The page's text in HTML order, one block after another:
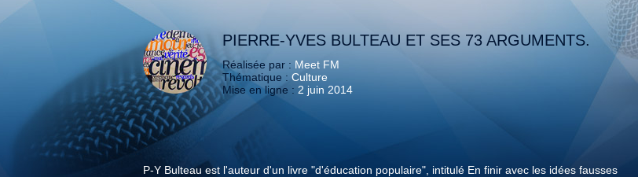
PIERRE-YVES BULTEAU ET SES 73 ARGUMENTS.
Réalisée par : Meet FM
Thématique : Culture
Mise en ligne : 2 juin 2014
P-Y Bulteau est l'auteur d'un livre "d'éducation populaire", intitulé En finir avec les idées fausses